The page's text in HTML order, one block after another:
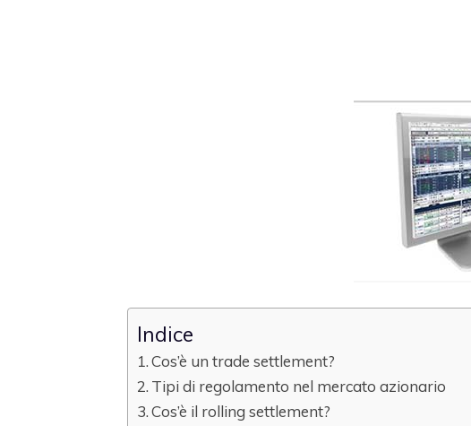
Indice
Cos’è un trade settlement?
Tipi di regolamento nel mercato azionario
Cos’è il rolling settlement?